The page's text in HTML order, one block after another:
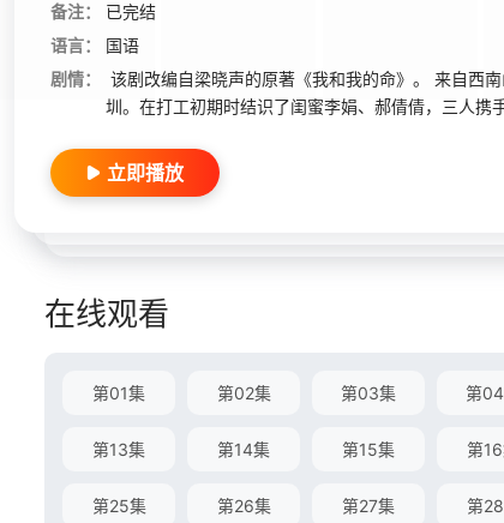
备注：
已完结
语言：
国语
剧情：
该剧改编自梁晓声的原著《我和我的命》。 来自西
圳。在打工初期时结识了闺蜜李娟、郝倩倩，三人携
立即播放
在线观看
第01集 第02集 第03集 第
第13集 第14集 第15集 第
第25集 第26集 第27集 第